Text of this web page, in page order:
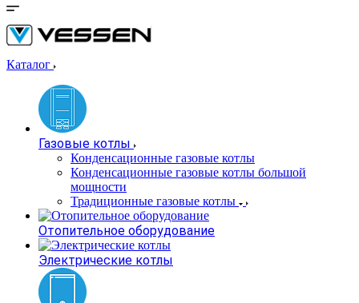
Каталог
Газовые котлы
Конденсационные газовые котлы
Конденсационные газовые котлы большой
мощности
Традиционные газовые котлы
Отопительное оборудование
Электрические котлы